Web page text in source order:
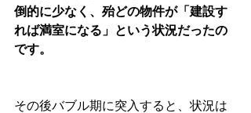
倒的に少なく、殆どの物件が「建設す
れば満室になる」という状況だったの
です。
その後バブル期に突入すると、状況は